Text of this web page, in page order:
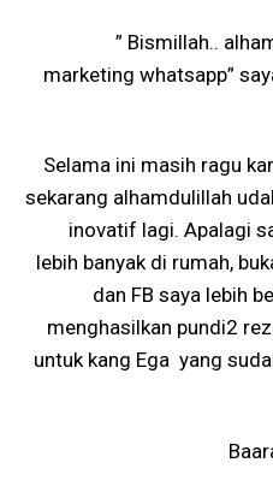
” Bismillah..
marketing whatsapp”
Selama ini masih ragu
sekarang alhamdulillah
inovatif lagi. Apalagi
lebih banyak di rumah,
dan FB saya lebih
menghasilkan pundi2
untuk kang Ega yang